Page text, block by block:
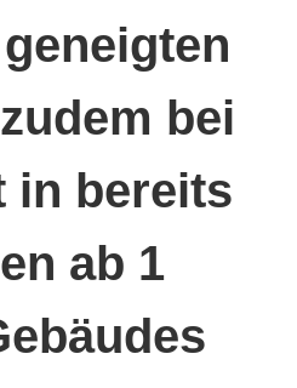
bei
in bereits
ab 1